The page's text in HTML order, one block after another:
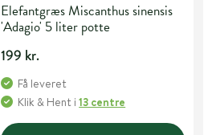
Elefantgræs Miscanthus sinensis
'Adagio' 5 liter potte
199 kr.
Få leveret
Klik & Hent i13 centre